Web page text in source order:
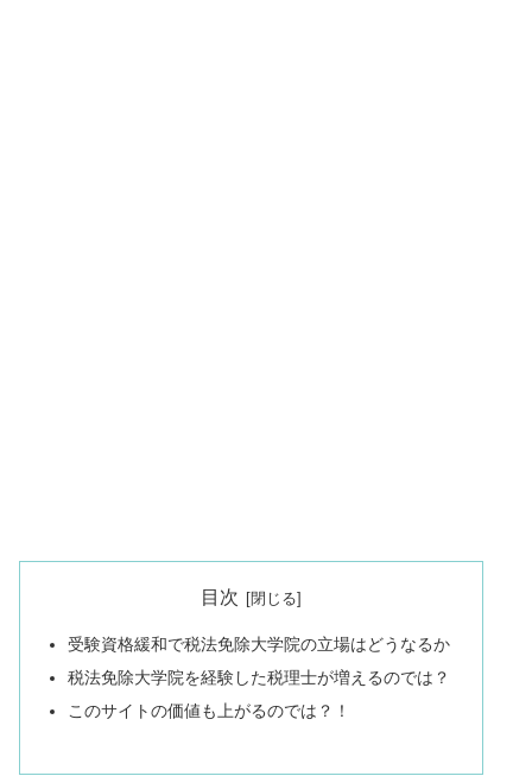
目次
受験資格緩和で税法免除大学院の立場はどうなるか
税法免除大学院を経験した税理士が増えるのでは？
このサイトの価値も上がるのでは？！